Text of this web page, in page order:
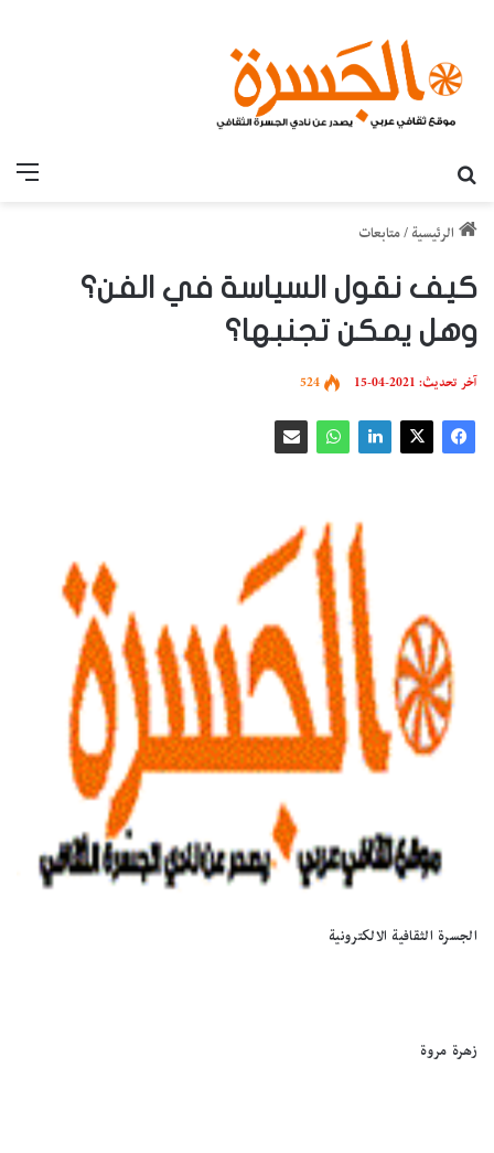
الرئيسية /متابعات
كيف نقول السياسة في الفن؟
وهل يمكن تجنبها؟
آخر تحديث: 2021-04-15 524
الجسرة الثقافية الالكترونية
زهرة مروة